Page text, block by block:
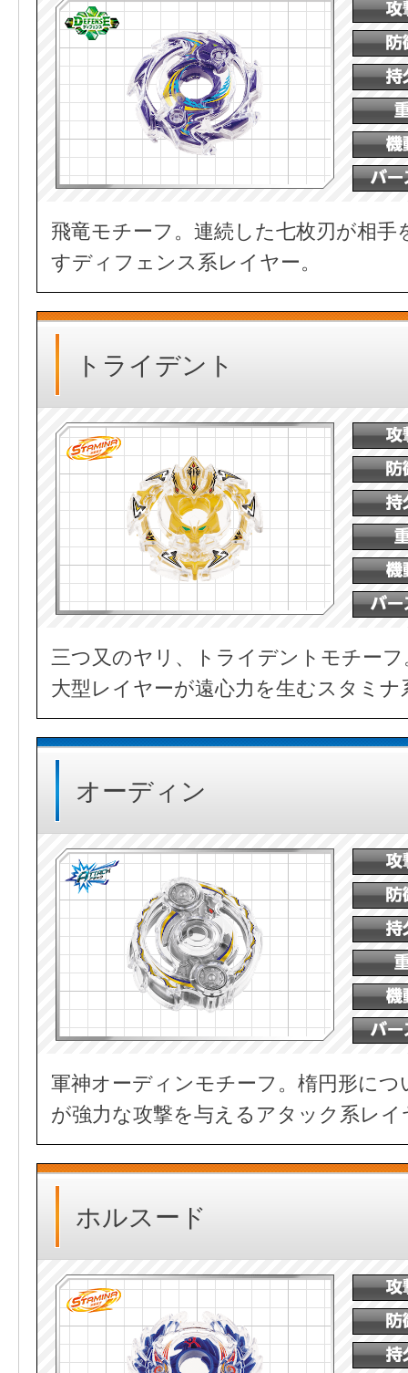
飛竜モチーフ。連続した七枚刃が相手
すディフェンス系レイヤー。
トライデント
三つ又のヤリ、トライデントモチー
大型レイヤーが遠心力を生むスタミナ
オーディン
軍神オーディンモチーフ。楕円形に
が強力な攻撃を与えるアタック系レイ
ホルスード